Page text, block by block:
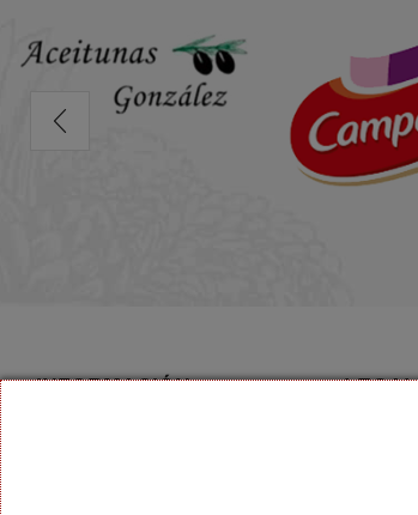
INFORMACIÓN LEGAL